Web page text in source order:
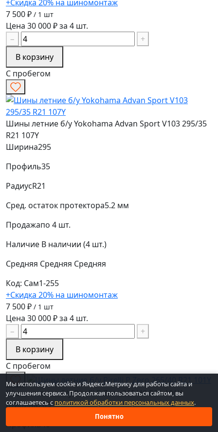
+Скидка 20% на шиномонтаж
7 500 ₽ / 1 шт
Цена 30 000 ₽ за 4 шт.
−
+
В корзину
С пробегом
Шины летние б/у Yokohama Advan Sport V103 295/35
R21 107Y
Ширина295
Профиль35
РадиусR21
Сред. остаток протектора5.2 мм
Продажапо 4 шт.
Наличие В наличии (4 шт.)
Средняя Средняя Средняя
Код: Сам1-255
+Скидка 20% на шиномонтаж
7 500 ₽ / 1 шт
Цена 30 000 ₽ за 4 шт.
−
+
В корзину
С пробегом
Шины летние б/у Pirelli P Zero 265/40 R21 101Y
Ширина265
Профиль40
Мы используем cookie и Яндекс.Метрику для работы сайта и
улучшения сервиса. Продолжая пользоваться сайтом, вы
соглашаетесь с политикой обработки персональных данных.
Понятно